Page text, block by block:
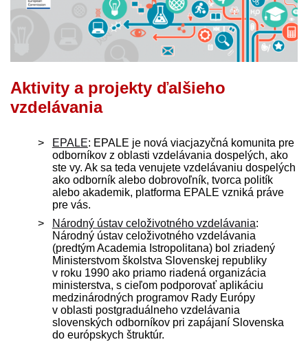
Aktivity a projekty ďalšieho
vzdelávania
EPALE: EPALE je nová viacjazyčná komunita pre
odborníkov z oblasti vzdelávania dospelých, ako
ste vy. Ak sa teda venujete vzdelávaniu dospelých
ako odborník alebo dobrovoľník, tvorca politík
alebo akademik, platforma EPALE vzniká práve
pre vás.
Národný ústav celoživotného vzdelávania:
Národný ústav celoživotného vzdelávania
(predtým Academia Istropolitana) bol zriadený
Ministerstvom školstva Slovenskej republiky
v roku 1990 ako priamo riadená organizácia
ministerstva, s cieľom podporovať aplikáciu
medzinárodných programov Rady Európy
v oblasti postgraduálneho vzdelávania
slovenských odborníkov pri zapájaní Slovenska
do európskych štruktúr.